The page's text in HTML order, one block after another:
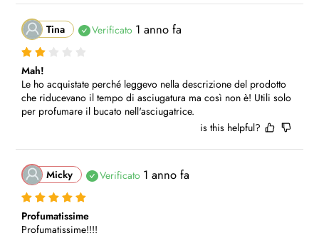
Tina Verificato 1 anno fa
Mah!
Le ho acquistate perché leggevo nella descrizione del prodotto
che riducevano il tempo di asciugatura ma così non è! Utili solo
per profumare il bucato nell'asciugatrice.
is this helpful?
Micky Verificato 1 anno fa
Profumatissime
Profumatissime!!!!